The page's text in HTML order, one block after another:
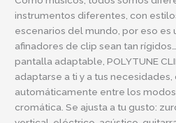
instrumentos diferentes, con
escenarios del mundo, por eso es
afinadores de clip sean tan rígidos…
pantalla adaptable, POLYTUNE
adaptarse a ti y a tus
automáticamente entre los
cromática. Se ajusta a tu gusto: